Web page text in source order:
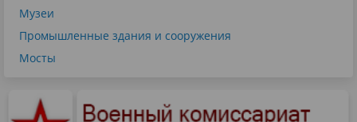
Музеи
Промышленные здания и сооружения
Мосты